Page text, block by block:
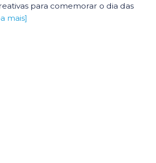
para comemorar o dia das
mais]